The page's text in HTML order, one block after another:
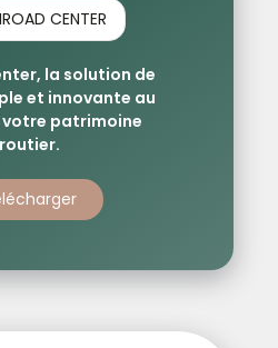
CENTER
la solution de
et innovante au
votre patrimoine
routier.